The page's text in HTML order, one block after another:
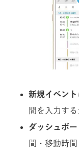
新規イベント
間を入力す
ダッシュボー
間・移動時